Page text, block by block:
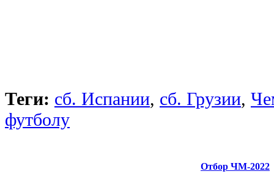
Теги: сб. Испании, сб. Грузии,
футболу
Отбор ЧМ-2022